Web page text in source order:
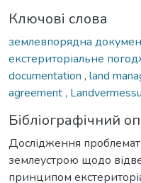
Ключові слова
землевпорядна
екстериторіальне
documentation , land
agreement,
Бібліографічний
Дослідження
землеустрою щодо
принципом